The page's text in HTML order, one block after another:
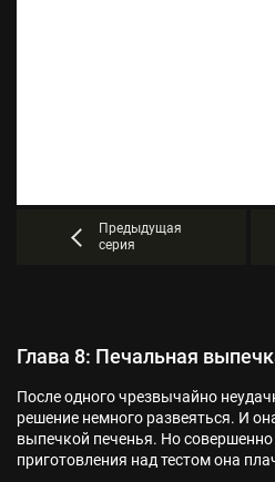
Предыдущая
серия
Глава 8: Печальная
После одного чрезвычайно
решение немного развеяться. И
выпечкой печенья. Но
приготовления над тестом она